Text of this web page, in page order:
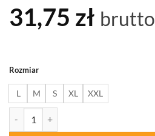
31,75 zł brutto
Rozmiar
L M S XL XXL